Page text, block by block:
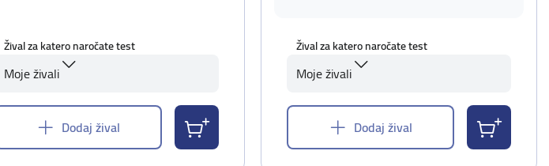
Žival za katero naročate test
Moje živali
Dodaj žival
Žival za katero naročate test
Moje živali
Dodaj žival